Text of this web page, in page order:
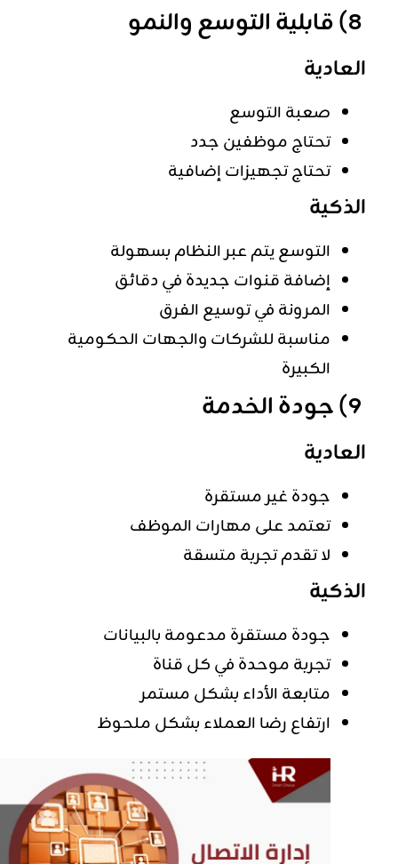
العادية
صعبة التوسع
تحتاج موظفين جدد
تحتاج تجهيزات إضافية
الذكية
التوسع يتم عبر النظام بسهولة
إضافة قنوات جديدة في دقائق
المرونة في توسيع الفرق
مناسبة للشركات والجهات الحكومية
الكبيرة
العادية
جودة غير مستقرة
تعتمد على مهارات الموظف
لا تقدم تجربة متسقة
الذكية
جودة مستقرة مدعومة بالبيانات
تجربة موحدة في كل قناة
متابعة الأداء بشكل مستمر
ارتفاع رضا العملاء بشكل ملحوظ